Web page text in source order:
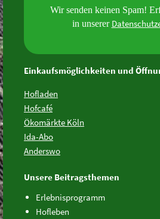
Wir senden keinen Spam!
in unserer
Einkaufsmöglichkeiten und
Hofladen
Hofcafé
Ökomärkte Köln
Ida-Abo
Anderswo
Unsere Beitragsthemen
Erlebnisprogramm
Hofleben